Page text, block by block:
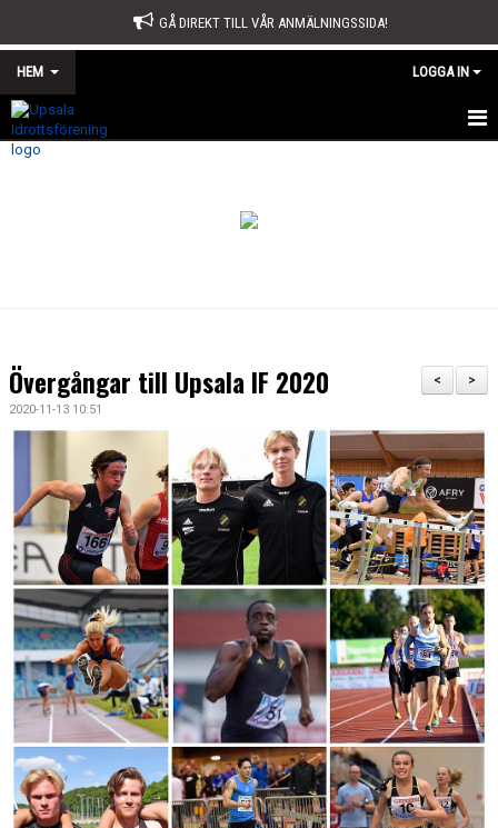
GÅ DIREKT TILL VÅR ANMÄLNINGSSIDA!
HEM LOGGA IN
START
ÅRSMÖTE
ÅRSBERÄTTELSE OCH VERKSAMHETSPLAN
BÖRJA TRÄNA FRIIDROTT
FAQ
MEDLEMSINFO
ARRANGEMANG
FUNKTIONÄRSINFO
RESULTAT
SOMMARFRIIDROTTSSKOLAN
>
<
Övergångar till Upsala IF 2020
2020-11-13 10:51